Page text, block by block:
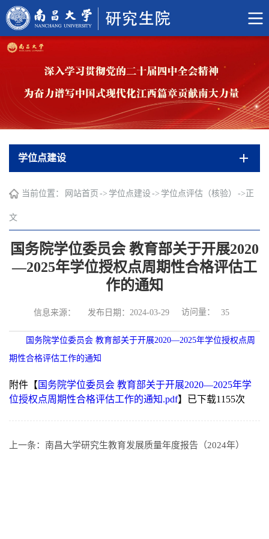
学位点建设
当前位置： 网站首页 -> 学位点建设-> 学位点评估（核验） -> 正
文
国务院学位委员会 教育部关于开展2020
—2025年学位授权点周期性合格评估工
作的通知
信息来源： 发布日期：2024-03-29 访问量： 35
国务院学位委员会 教育部关于开展2020—2025年学位授权点周
期性合格评估工作的通知
附件【 国务院学位委员会 教育部关于开展2020—2025年学
位授权点周期性合格评估工作的通知.pdf】已下载1155次
上一条： 南昌大学研究生教育发展质量年度报告（2024年）